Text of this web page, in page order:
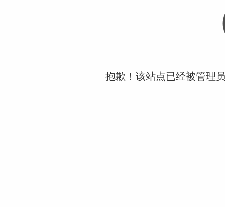
抱歉！该站点已经被管理